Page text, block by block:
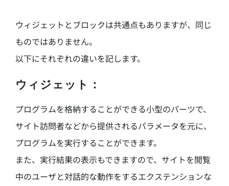
ウィジェットとブロックは共通点もありますが、同じ
ものではありません。
以下にそれぞれの違いを記します。
ウィジェット：
プログラムを格納することができる小型のパーツで、
サイト訪問者などから提供されるパラメータを元に、
プログラムを実行することができます。
また、実行結果の表示もできますので、サイトを閲覧
中のユーザと対話的な動作をするエクステンションな